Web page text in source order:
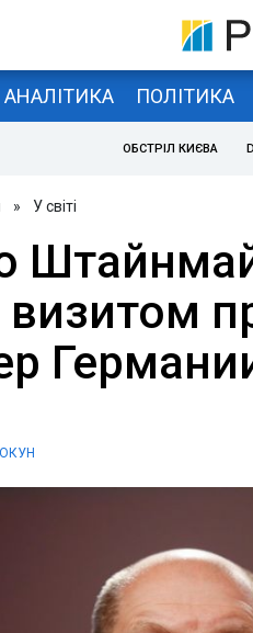
АНАЛІТИКА ПОЛІТИКА
ОБСТРІЛ КИЄВА
» У світі
визитом